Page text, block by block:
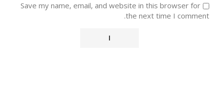
Save my name, email, and website in this browser for
the next time I comment.